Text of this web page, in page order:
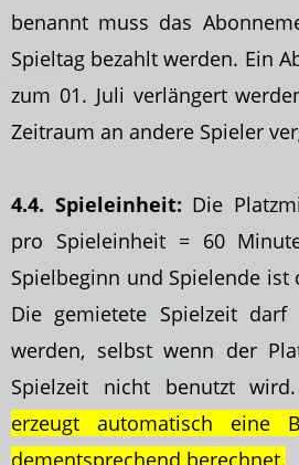
benannt muss das
Spieltag bezahlt werden. Ein
zum 01. Juli verlängert
Zeitraum an andere Spieler
4.4. Spieleinheit: Die
pro Spieleinheit = 60
Spielbeginn und Spielende ist
Die gemietete Spielzeit
werden, selbst wenn der
Spielzeit nicht benutzt wird.
erzeugt automatisch eine
dementsprechend berechnet.